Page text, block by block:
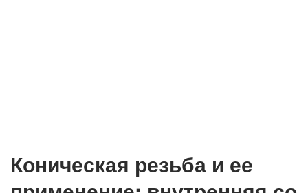
Коническая резьба и ее